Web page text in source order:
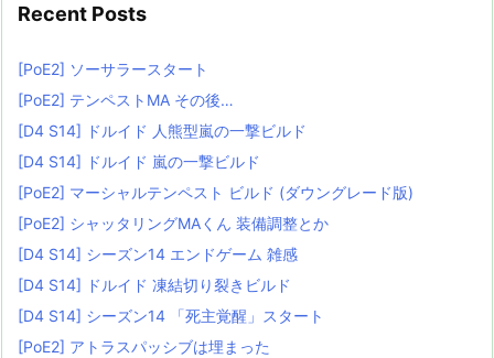
Recent Posts
[PoE2] ソーサラースタート
[PoE2] テンペストMA その後…
[D4 S14] ドルイド 人熊型嵐の一撃ビルド
[D4 S14] ドルイド 嵐の一撃ビルド
[PoE2] マーシャルテンペスト ビルド (ダウングレード版)
[PoE2] シャッタリングMAくん 装備調整とか
[D4 S14] シーズン14 エンドゲーム 雑感
[D4 S14] ドルイド 凍結切り裂きビルド
[D4 S14] シーズン14 「死主覚醒」スタート
[PoE2] アトラスパッシブは埋まった